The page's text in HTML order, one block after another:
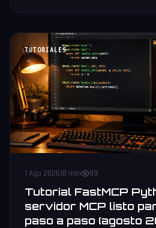
TUTORIALES
1 Ago 202618 min 99
Tutorial FastMCP
servidor MCP listo
paso a paso (agosto